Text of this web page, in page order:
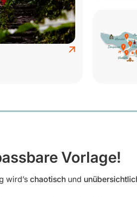
Vorlage!
wird’s chaotisch und